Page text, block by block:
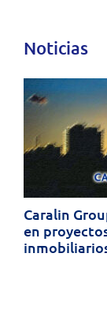
Noticias
completa
de